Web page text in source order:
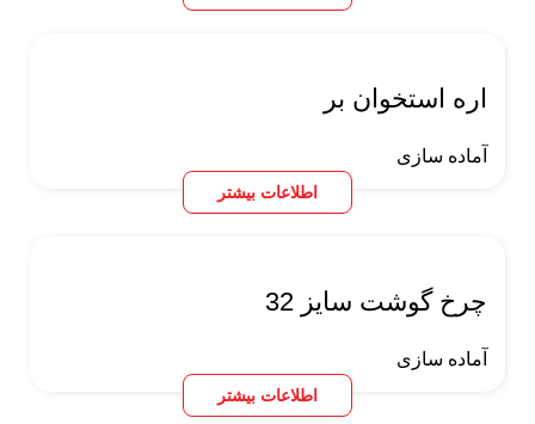
اره استخوان بر
آماده سازی
اطلاعات بیشتر
چرخ گوشت سایز 32
آماده سازی
اطلاعات بیشتر